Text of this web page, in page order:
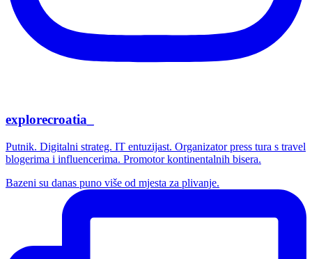
explorecroatia_
Putnik. Digitalni strateg. IT entuzijast. Organizator press tura s travel
blogerima i influencerima. Promotor kontinentalnih bisera.
Bazeni su danas puno više od mjesta za plivanje.